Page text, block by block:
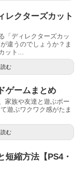
レクターズカット
「ディレクターズカッ
違うのでしょうか？ま
ット...
む
ゲームまとめ
家族や友達と遊ぶボー
遊ぶワクワク感がたま
む
短縮方法【PS4・